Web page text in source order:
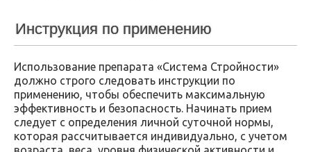
Инструкция по применению
Использование препарата «Система Стройности»
должно строго следовать инструкции по
применению, чтобы обеспечить максимальную
эффективность и безопасность. Начинать прием
следует с определения личной суточной нормы,
которая рассчитывается индивидуально, с учетом